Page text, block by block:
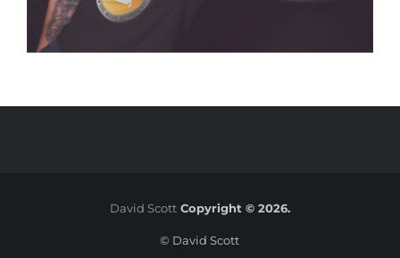
David ScottCopyright © 2026.
© David Scott